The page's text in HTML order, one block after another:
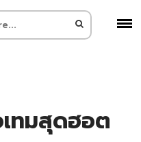
ทมสุดฮอต